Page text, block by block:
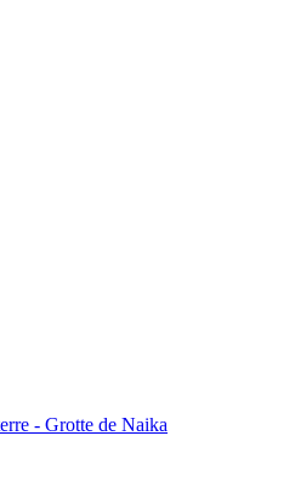
- Grotte de Naika